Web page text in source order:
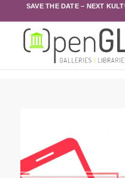
SAVE THE DATE – NEXT